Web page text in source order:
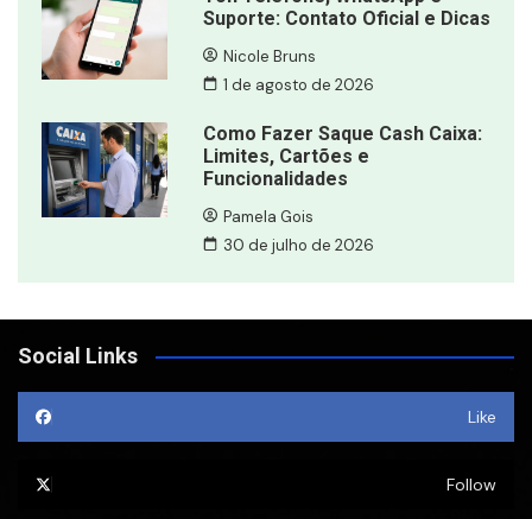
Suporte: Contato Oficial e Dicas
Nicole Bruns
1 de agosto de 2026
Como Fazer Saque Cash Caixa:
Limites, Cartões e
Funcionalidades
Pamela Gois
30 de julho de 2026
Social Links
Like
Follow